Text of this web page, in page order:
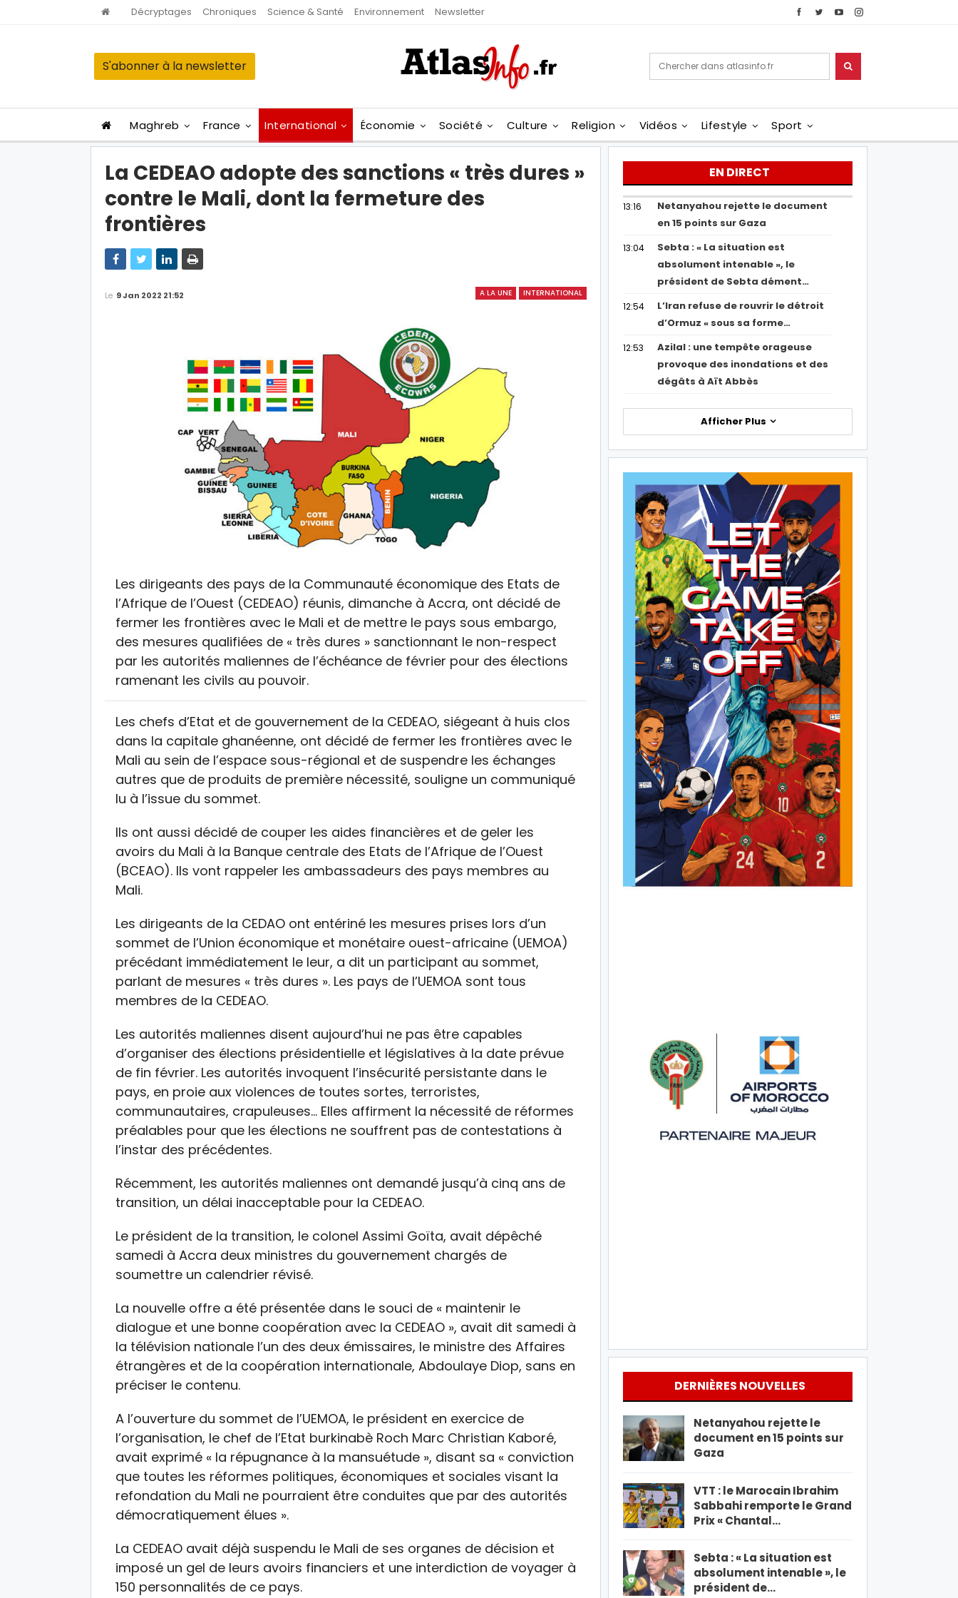
Décryptages Chroniques Science & Santé Environnement Newsletter
S'abonner à la newsletter
Maghreb France International Économie Société Culture Religion Vidéos Lifestyle Sport
La CEDEAO adopte des sanctions « très dures »
contre le Mali, dont la fermeture des
frontières
A LA UNE INTERNATIONAL
Le 9 Jan 2022 21:52
Les dirigeants des pays de la Communauté économique des Etats de
l’Afrique de l’Ouest (CEDEAO) réunis, dimanche à Accra, ont décidé de
fermer les frontières avec le Mali et de mettre le pays sous embargo,
des mesures qualifiées de « très dures » sanctionnant le non-respect
par les autorités maliennes de l’échéance de février pour des élections
ramenant les civils au pouvoir.
Les chefs d’Etat et de gouvernement de la CEDEAO, siégeant à huis clos
dans la capitale ghanéenne, ont décidé de fermer les frontières avec le
Mali au sein de l’espace sous-régional et de suspendre les échanges
autres que de produits de première nécessité, souligne un communiqué
lu à l’issue du sommet.
Ils ont aussi décidé de couper les aides financières et de geler les
avoirs du Mali à la Banque centrale des Etats de l’Afrique de l’Ouest
(BCEAO). Ils vont rappeler les ambassadeurs des pays membres au
Mali.
Les dirigeants de la CEDAO ont entériné les mesures prises lors d’un
sommet de l’Union économique et monétaire ouest-africaine (UEMOA)
précédant immédiatement le leur, a dit un participant au sommet,
parlant de mesures « très dures ». Les pays de l’UEMOA sont tous
membres de la CEDEAO.
Les autorités maliennes disent aujourd’hui ne pas être capables
d’organiser des élections présidentielle et législatives à la date prévue
de fin février. Les autorités invoquent l’insécurité persistante dans le
pays, en proie aux violences de toutes sortes, terroristes,
communautaires, crapuleuses… Elles affirment la nécessité de réformes
préalables pour que les élections ne souffrent pas de contestations à
l’instar des précédentes.
Récemment, les autorités maliennes ont demandé jusqu’à cinq ans de
transition, un délai inacceptable pour la CEDEAO.
Le président de la transition, le colonel Assimi Goïta, avait dépêché
samedi à Accra deux ministres du gouvernement chargés de
soumettre un calendrier révisé.
La nouvelle offre a été présentée dans le souci de « maintenir le
dialogue et une bonne coopération avec la CEDEAO », avait dit samedi à
la télévision nationale l’un des deux émissaires, le ministre des Affaires
étrangères et de la coopération internationale, Abdoulaye Diop, sans en
préciser le contenu.
A l’ouverture du sommet de l’UEMOA, le président en exercice de
l’organisation, le chef de l’Etat burkinabè Roch Marc Christian Kaboré,
avait exprimé « la répugnance à la mansuétude », disant sa « conviction
que toutes les réformes politiques, économiques et sociales visant la
refondation du Mali ne pourraient être conduites que par des autorités
démocratiquement élues ».
La CEDEAO avait déjà suspendu le Mali de ses organes de décision et
imposé un gel de leurs avoirs financiers et une interdiction de voyager à
150 personnalités de ce pays.
EN DIRECT
13:16
Netanyahou rejette le document
en 15 points sur Gaza
13:04
Sebta : « La situation est
absolument intenable », le
président de Sebta dément…
12:54
L’Iran refuse de rouvrir le détroit
d’Ormuz « sous sa forme…
12:53
Azilal : une tempête orageuse
provoque des inondations et des
dégâts à Aït Abbès
Afficher Plus
DERNIÈRES NOUVELLES
Netanyahou rejette le
document en 15 points sur
Gaza
VTT : le Marocain Ibrahim
Sabbahi remporte le Grand
Prix « Chantal…
Sebta : « La situation est
absolument intenable », le
président de…